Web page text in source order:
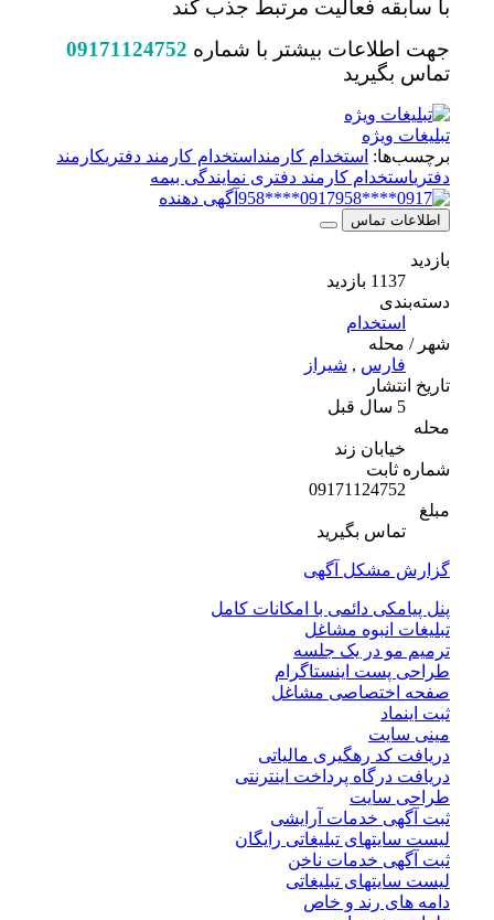
با سابقه فعالیت مرتبط جذب کند
جهت اطلاعات بیشتر با شماره09171124752
تماس بگیرید
تبلیغات ویژه
برچسب‌ها:استخدام کارمنداستخدام کارمند دفتری کارمند
استخدام کارمند دفتری نمایندگی بیمه
0917****958
آگهی دهنده
اطلاعات تماس
دسته‌بندی
استخدام
شهر / محله
فارس, شیراز
تاریخ انتشار
خیابان زند
شماره ثابت
09171124752
تماس بگیرید
گزارش مشکل آگهی
پنل پیامکی دائمی با امکانات کامل
تبلیغات انبوه مشاغل
ترمیم مو در یک جلسه
طراحی پست اینستاگرام
صفحه اختصاصی مشاغل
ثبت اینماد
مینی سایت
دریافت کد رهگیری مالیاتی
دریافت درگاه پرداخت اینترنتی
طراحی سایت
ثبت آگهی خدمات آرایشی
لیست سایتهای تبلیغاتی رایگان
ثبت آگهی خدمات ناخن
لیست سایتهای تبلیغاتی
دامه های رند و خاص